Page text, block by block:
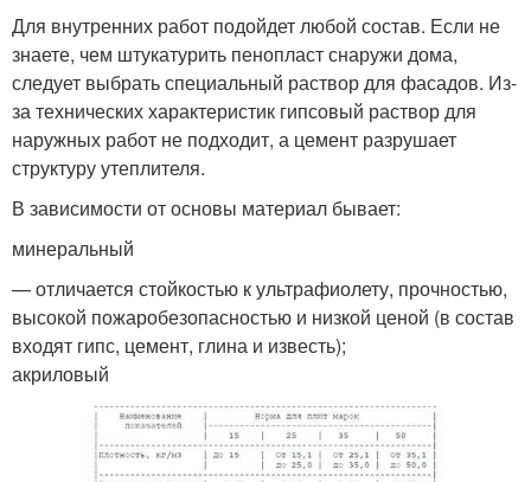
Для внутренних работ подойдет любой состав. Если не
знаете, чем штукатурить пенопласт снаружи дома,
следует выбрать специальный раствор для фасадов. Из-
за технических характеристик гипсовый раствор для
наружных работ не подходит, а цемент разрушает
структуру утеплителя.
В зависимости от основы материал бывает:
минеральный
— отличается стойкостью к ультрафиолету, прочностью,
высокой пожаробезопасностью и низкой ценой (в состав
входят гипс, цемент, глина и известь);
акриловый